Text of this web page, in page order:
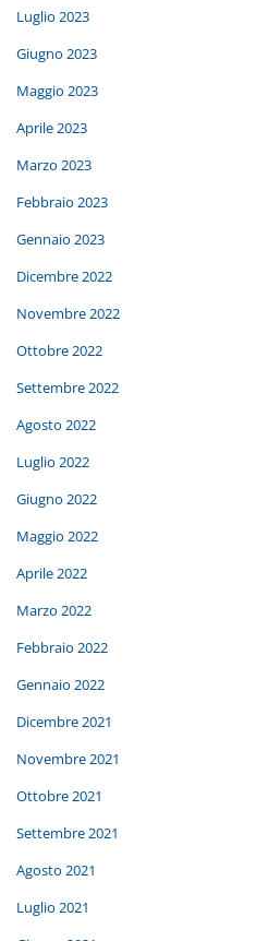
Luglio 2023
Giugno 2023
Maggio 2023
Aprile 2023
Marzo 2023
Febbraio 2023
Gennaio 2023
Dicembre 2022
Novembre 2022
Ottobre 2022
Settembre 2022
Agosto 2022
Luglio 2022
Giugno 2022
Maggio 2022
Aprile 2022
Marzo 2022
Febbraio 2022
Gennaio 2022
Dicembre 2021
Novembre 2021
Ottobre 2021
Settembre 2021
Agosto 2021
Luglio 2021